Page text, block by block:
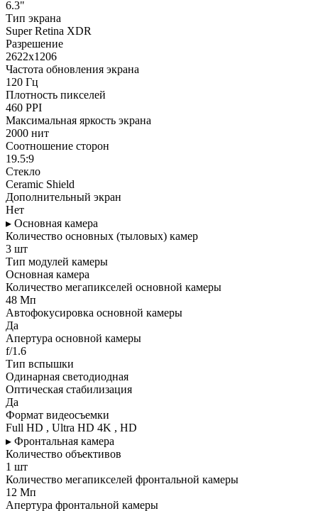
6.3"
Тип экрана
Super Retina XDR
Разрешение
2622x1206
Частота обновления экрана
120 Гц
Плотность пикселей
460 PPI
Максимальная яркость экрана
2000 нит
Соотношение сторон
19.5:9
Стекло
Ceramic Shield
Дополнительный экран
Нет
▸ Основная камера
Количество основных (тыловых) камер
3 шт
Тип модулей камеры
Основная камера
Количество мегапикселей основной камеры
48 Мп
Автофокусировка основной камеры
Да
Апертура основной камеры
f/1.6
Тип вспышки
Одинарная светодиодная
Оптическая стабилизация
Да
Формат видеосъемки
Full HD , Ultra HD 4K , HD
▸ Фронтальная камера
Количество объективов
1 шт
Количество мегапикселей фронтальной камеры
12 Мп
Апертура фронтальной камеры